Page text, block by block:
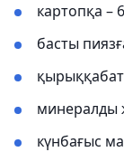
картопқа –
басты
минералды
күнбағыс